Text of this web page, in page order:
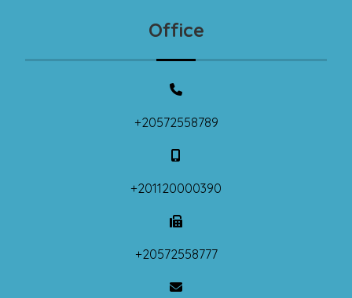
Office
+20572558789
+201120000390
+20572558777